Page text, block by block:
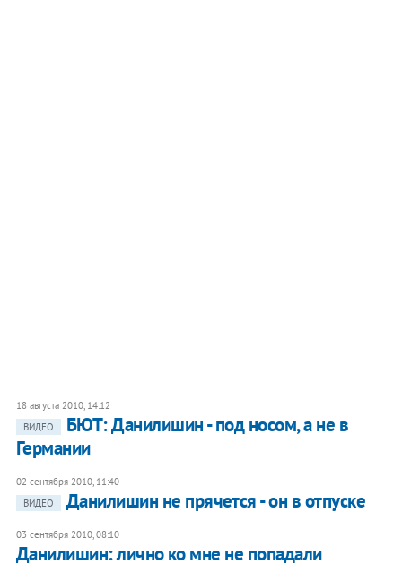
18 августа 2010, 14:12
ВИДЕО
БЮТ: Данилишин - под носом, а не в
Германии
02 сентября 2010, 11:40
ВИДЕО
Данилишин не прячется - он в отпуске
03 сентября 2010, 08:10
Данилишин: лично ко мне не попадали